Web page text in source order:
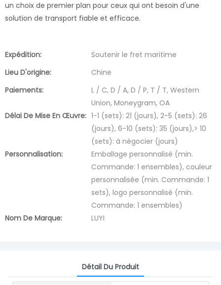
un choix de premier plan pour ceux qui ont besoin d'une
solution de transport fiable et efficace.
Expédition:
Soutenir le fret maritime
Lieu D'origine:
Chine
Paiements:
L / C, D / A, D / P, T / T, Western
Union, Moneygram, OA
Délai De Mise En Œuvre: 1-1 (sets): 21 (jours), 2-5 (sets): 26
(jours), 6-10 (sets): 35 (jours),> 10
(sets): à négocier (jours)
Personnalisation:
Emballage personnalisé (min.
Commande: 1 ensembles), couleur
personnalisée (min. Commande: 1
sets), logo personnalisé (min.
Commande: 1 ensembles)
Nom De Marque:
LUYI
Détail Du Produit